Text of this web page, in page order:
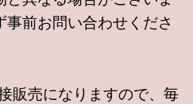
前お問い合わせくださ
売になりますので、毎